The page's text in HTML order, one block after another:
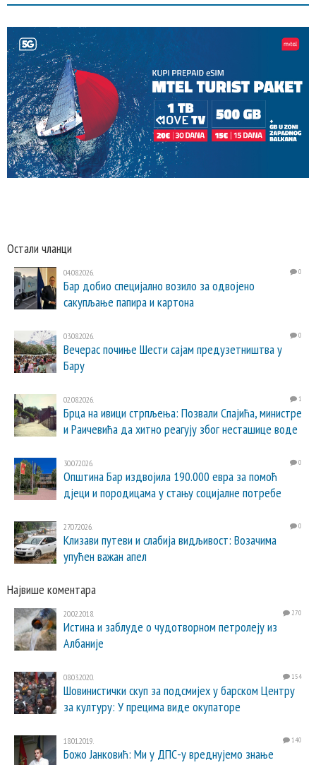
Остали чланци
04.08.2026. 0
Бар добио специјално возило за одвојено
сакупљање папира и картона
03.08.2026. 0
Вечерас почиње Шести сајам предузетништва у
Бару
02.08.2026. 1
Брца на ивици стрпљења: Позвали Спајића, министре
и Раичевића да хитно реагују због несташице воде
30.07.2026. 0
Општина Бар издвојила 190.000 евра за помоћ
дјеци и породицама у стању социјалне потребе
27.07.2026. 0
Клизави путеви и слабија видљивост: Возачима
упућен важан апел
Највише коментара
20.02.2018. 270
Истина и заблуде о чудотворном петролеју из
Албаније
08.03.2020. 154
Шовинистички скуп за подсмијех у барском Центру
за културу: У прецима виде окупаторе
18.01.2019. 140
Божо Јанковић: Ми у ДПС-у вреднујемо знање